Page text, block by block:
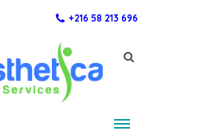
+216 58 213 696